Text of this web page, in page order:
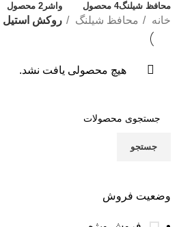
محافظ شیلنگ4 محصول واشر 2 محصول
وضعیت فروش
خانه محافظ شیلنگ روکش استیل
هیچ محصولی یافت نشد.
جستجو